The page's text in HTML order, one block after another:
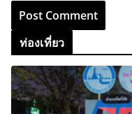
ท่องเที่ยว